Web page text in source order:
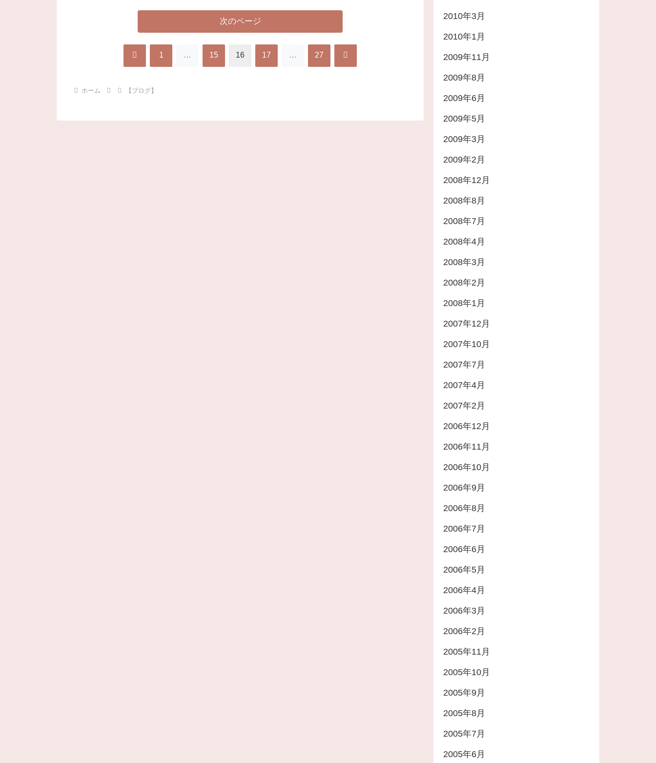
次のページ
前 1 … 15 16 17 … 27 次
ホーム 【ブログ】
2010年3月
2010年1月
2009年11月
2009年8月
2009年6月
2009年5月
2009年3月
2009年2月
2008年12月
2008年8月
2008年7月
2008年4月
2008年3月
2008年2月
2008年1月
2007年12月
2007年10月
2007年7月
2007年4月
2007年2月
2006年12月
2006年11月
2006年10月
2006年9月
2006年8月
2006年7月
2006年6月
2006年5月
2006年4月
2006年3月
2006年2月
2005年11月
2005年10月
2005年9月
2005年8月
2005年7月
2005年6月